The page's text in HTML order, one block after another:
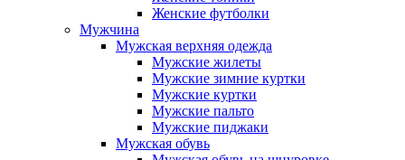
Женские футболки
Мужчина
Мужская верхняя одежда
Мужские жилеты
Мужские зимние куртки
Мужские куртки
Мужские пальто
Мужские пиджаки
Мужская обувь